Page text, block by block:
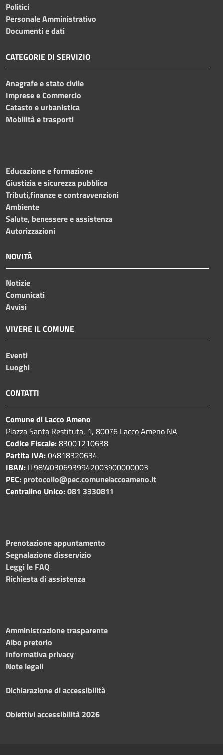
Politici
Personale Amministrativo
Documenti e dati
CATEGORIE DI SERVIZIO
Anagrafe e stato civile
Imprese e Commercio
Catasto e urbanistica
Mobilità e trasporti
Educazione e formazione
Giustizia e sicurezza pubblica
Tributi,finanze e contravvenzioni
Ambiente
Salute, benessere e assistenza
Autorizzazioni
NOVITÀ
Notizie
Comunicati
Avvisi
VIVERE IL COMUNE
Eventi
Luoghi
CONTATTI
Comune di Lacco Ameno
Piazza Santa Restituta, 1, 80076 Lacco Ameno NA
Codice Fiscale:83001210638
Partita IVA:04818320634
IBAN: IT98W0306939942003900000003
PEC: protocollo@pec.comunelaccoameno.it
Centralino Unico:081 3330811
Prenotazione appuntamento
Segnalazione disservizio
Leggi le FAQ
Richiesta di assistenza
Amministrazione trasparente
Albo pretorio
Informativa privacy
Note legali
Dichiarazione di accessibilità
Obiettivi accessibilità 2026